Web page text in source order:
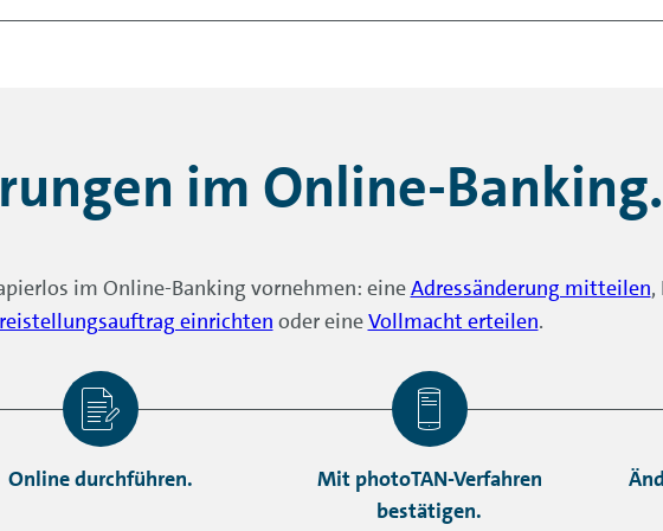
.
Bankvollmacht erteilen.
im Online-Banking.
im Online-Banking vornehmen: eineAdressänderung mitteilen,
einrichten oder eineVollmacht erteilen.
Online durchführen.
Mit photoTAN-Verfahren
bestätigen.